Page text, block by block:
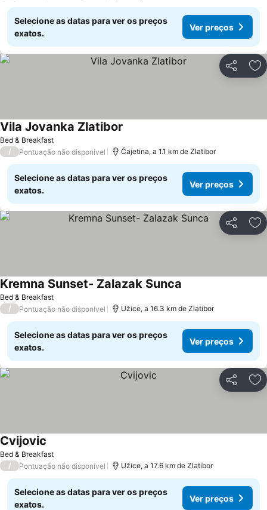
Selecione as datas para ver os preços
exatos.
Ver preços
Partilhar
Bed & Breakfast
Vila Jovanka Zlatibor
/ Pontuação não disponível Čajetina, a 1.1 km de Zlatibor
Selecione as datas para ver os preços
exatos.
Ver preços
Partilhar
Bed & Breakfast
Kremna Sunset- Zalazak Sunca
/ Pontuação não disponível Užice, a 16.3 km de Zlatibor
Selecione as datas para ver os preços
exatos.
Ver preços
Partilhar
Bed & Breakfast
Cvijovic
/ Pontuação não disponível Užice, a 17.6 km de Zlatibor
Selecione as datas para ver os preços
exatos.
Ver preços